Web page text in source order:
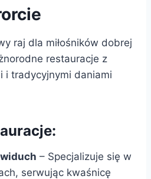
raj dla miłośników dobrej
restauracje z
i tradycyjnymi daniami
– Specjalizuje się w
serwując kwaśnicę